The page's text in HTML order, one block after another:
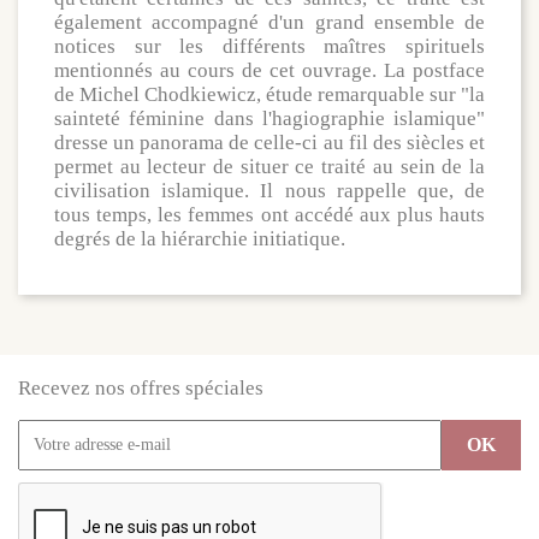
également accompagné d'un grand ensemble de
notices sur les différents maîtres spirituels
mentionnés au cours de cet ouvrage. La postface
de Michel Chodkiewicz, étude remarquable sur "la
sainteté féminine dans l'hagiographie islamique"
dresse un panorama de celle-ci au fil des siècles et
permet au lecteur de situer ce traité au sein de la
civilisation islamique. Il nous rappelle que, de
tous temps, les femmes ont accédé aux plus hauts
degrés de la hiérarchie initiatique.
Recevez nos offres spéciales